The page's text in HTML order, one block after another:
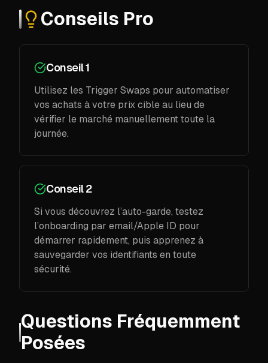
Conseils Pro
Conseil 1
Utilisez les Trigger Swaps pour automatiser
vos achats à votre prix cible au lieu de
vérifier le marché manuellement toute la
journée.
Conseil 2
Si vous découvrez l’auto-garde, testez
l’onboarding par email/Apple ID pour
démarrer rapidement, puis apprenez à
sauvegarder vos identifiants en toute
sécurité.
Questions Fréquemment
Posées